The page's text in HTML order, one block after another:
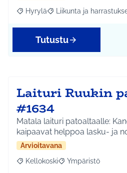
Rajaa tulokset aihepiirin mukaan:
Hyrylä Rajaa tulokset teeman
Liikunta ja
Tutustu
Laituri Ruukin
#1634
Matala laituri patoaltaalle:
kaipaavat helppoa lasku- ja
Arvioitavana
Rajaa tulokset aihepiirin mukaan:
Kellokoski Rajaa tulokset
Ympäristö